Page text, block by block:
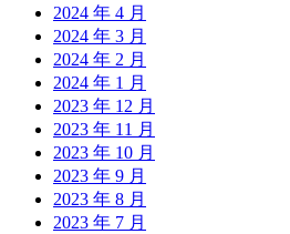
2024 年 4 月
2024 年 3 月
2024 年 2 月
2024 年 1 月
2023 年 12 月
2023 年 11 月
2023 年 10 月
2023 年 9 月
2023 年 8 月
2023 年 7 月